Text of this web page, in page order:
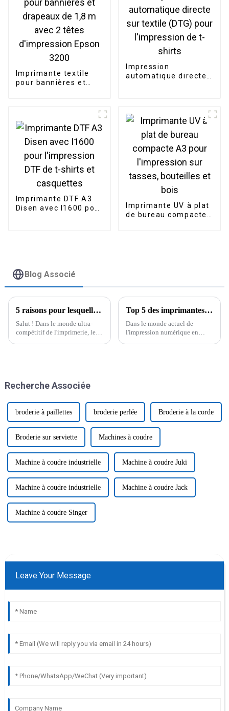
Imprimante textile
pour bannières et
3200
Impression
automatique directe
Imprimante DTF A3
Disen avec I1600 pour
Imprimante UV à plat
de bureau compacte
Blog Associé
5 raisons pour lesquelles l'imprimante à sublimation DTF est le meilleur choix pour votre entreprise
Salut ! Dans le monde ultra-
compétitif de l'imprimerie, les
Top 5 des imprimantes à plat UV A3 abordables : découvrez les meilleurs prix du jour
Dans le monde actuel de
l'impression numérique en
Recherche Associée
broderie à paillettes broderie perlée Broderie à la corde
Broderie sur serviette Machines à coudre
Machine à coudre industrielle Machine à coudre Juki
Machine à coudre industrielle Machine à coudre Jack
Machine à coudre Singer
Leave Your Message